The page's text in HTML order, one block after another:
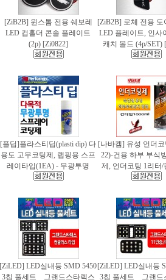
[ZiB2B] 윈스톰 전용 쉐보레
LED 컵홀더 콘솔 플레이트
(2p) [Zi0822]
[ZiB2B] 로체 전용 도
LED 플레이트, 인사
캐치 몰드 (4p/SET)
[플딥]플라스티딥(plasti dip) 다
용도 고무코팅제, 랩핑용 스프
레이타입(1EA) - 무광투명
[나바켐] 유성 언더
22)-건용 하부 부식
제, 언더코팅 1리터/
[ZiLED] LED실내등 SMD 5450
3칩 풀세트 _ 그랜드스타렉스
[ZiLED] LED실내등
3칩 풀세트 _ 그랜드